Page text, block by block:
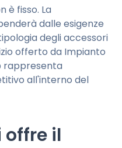
è fisso. La
dalle esigenze
degli accessori
offerto da Impianto
rappresenta
all'interno del
il